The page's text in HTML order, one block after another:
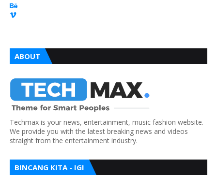
ABOUT
Techmax is your news, entertainment, music fashion website.
We provide you with the latest breaking news and videos
straight from the entertainment industry.
BINCANG KITA - IGI